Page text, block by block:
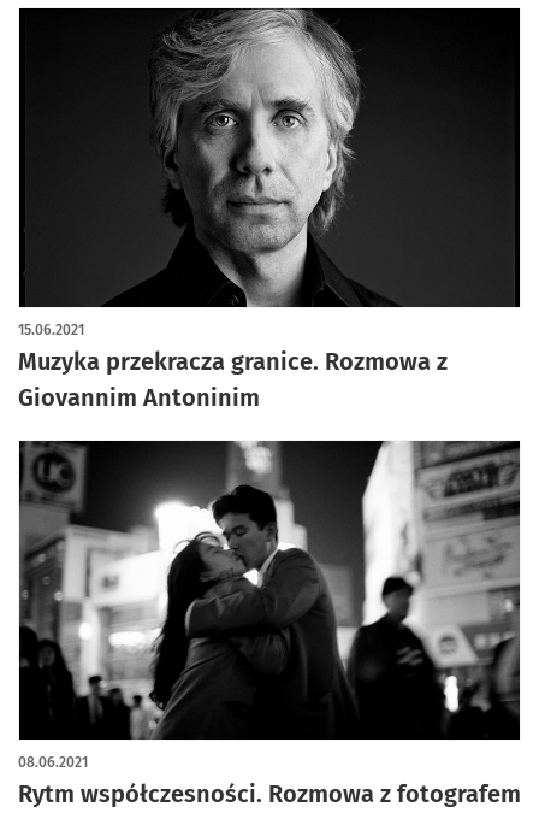
Muzyka przekracza granice. Rozmowa z
Giovannim Antoninim
15.06.2021
Rytm współczesności. Rozmowa z fotografem
08.06.2021